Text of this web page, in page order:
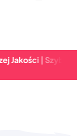
| Szybki Zwrot &